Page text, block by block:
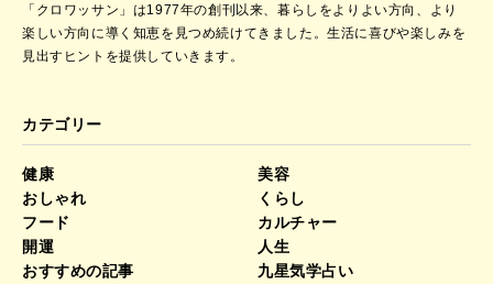
「クロワッサン」は1977年の創刊以来、暮らしをよりよい方向、より
楽しい方向に導く知恵を見つめ続けてきました。生活に喜びや楽しみを
見出すヒントを提供していきます。
カテゴリー
健康
美容
おしゃれ
くらし
フード
カルチャー
開運
人生
おすすめの記事
九星気学占い